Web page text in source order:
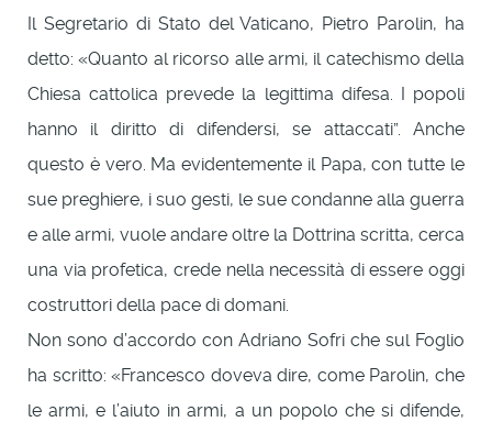
Il Segretario di Stato del Vaticano, Pietro Parolin, ha
detto: «Quanto al ricorso alle armi, il catechismo della
Chiesa cattolica prevede la legittima difesa. I popoli
hanno il diritto di difendersi, se attaccati”. Anche
questo è vero. Ma evidentemente il Papa, con tutte le
sue preghiere, i suo gesti, le sue condanne alla guerra
e alle armi, vuole andare oltre la Dottrina scritta, cerca
una via profetica, crede nella necessità di essere oggi
costruttori della pace di domani.
Non sono d’accordo con Adriano Sofri che sul Foglio
ha scritto: «Francesco doveva dire, come Parolin, che
le armi, e l’aiuto in armi, a un popolo che si difende,